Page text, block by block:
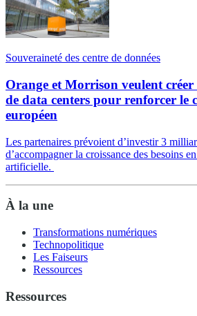
Souveraineté des centre de données
Orange et Morrison veulent créer
de data centers pour renforcer le
européen
Les partenaires prévoient d’investir 3
d’accompagner la croissance des besoins
artificielle.
À la une
Transformations numériques
Technopolitique
Les Faiseurs
Ressources
Ressources